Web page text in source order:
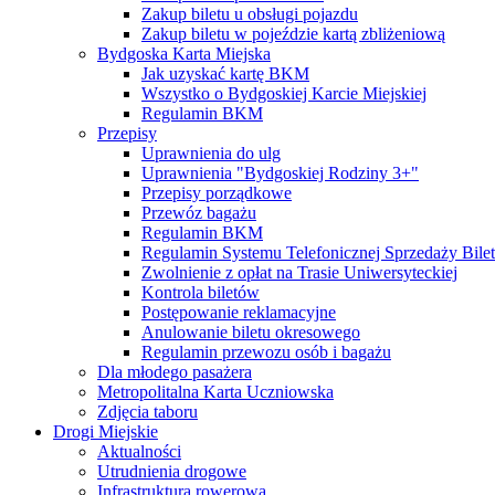
Zakup biletu u obsługi pojazdu
Zakup biletu w pojeździe kartą zbliżeniową
Bydgoska Karta Miejska
Jak uzyskać kartę BKM
Wszystko o Bydgoskiej Karcie Miejskiej
Regulamin BKM
Przepisy
Uprawnienia do ulg
Uprawnienia "Bydgoskiej Rodziny 3+"
Przepisy porządkowe
Przewóz bagażu
Regulamin BKM
Regulamin Systemu Telefonicznej Sprzedaży
Zwolnienie z opłat na Trasie Uniwersyteckiej
Kontrola biletów
Postępowanie reklamacyjne
Anulowanie biletu okresowego
Regulamin przewozu osób i bagażu
Dla młodego pasażera
Metropolitalna Karta Uczniowska
Zdjęcia taboru
Drogi Miejskie
Aktualności
Utrudnienia drogowe
Infrastruktura rowerowa